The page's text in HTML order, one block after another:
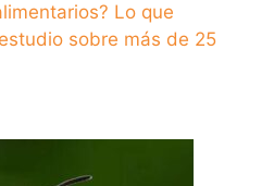
Lo que
sobre más de 25